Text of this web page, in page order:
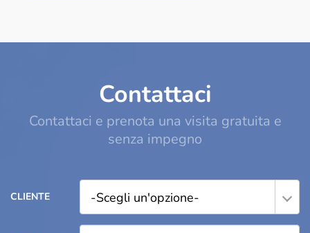
Contattaci
Contattaci e prenota una visita gratuita e
senza impegno
CLIENTE -Scegli un'opzione-